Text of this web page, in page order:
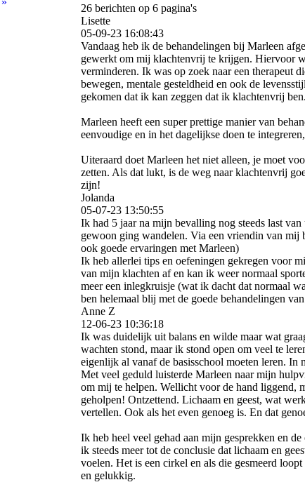
26 berichten op 6 pagina's
Lisette
05-09-23 16:08:43
Vandaag heb ik de behandelingen bij Marleen
gewerkt om mij klachtenvrij te krijgen. Hiervoor
verminderen. Ik was op zoek naar een therapeut
bewegen, mentale gesteldheid en ook de
gekomen dat ik kan zeggen dat ik klachtenvrij
Marleen heeft een super prettige manier van
eenvoudige en in het dagelijkse doen te
Uiteraard doet Marleen het niet alleen, je moet
zetten. Als dat lukt, is de weg naar klachtenvrij
zijn!
Jolanda
05-07-23 13:50:55
Ik had 5 jaar na mijn bevalling nog steeds last
gewoon ging wandelen. Via een vriendin van
ook goede ervaringen met Marleen)
Ik heb allerlei tips en oefeningen gekregen voor
van mijn klachten af en kan ik weer normaal
meer een inlegkruisje (wat ik dacht dat normaal
ben helemaal blij met de goede behandelingen
Anne Z
12-06-23 10:36:18
Ik was duidelijk uit balans en wilde maar wat
wachten stond, maar ik stond open om veel te
eigenlijk al vanaf de basisschool moeten leren.
Met veel geduld luisterde Marleen naar mijn
om mij te helpen. Wellicht voor de hand liggend,
geholpen! Ontzettend. Lichaam en geest, wat
vertellen. Ook als het even genoeg is. En dat
Ik heb heel veel gehad aan mijn gesprekken en
ik steeds meer tot de conclusie dat lichaam en
voelen. Het is een cirkel en als die gesmeerd
en gelukkig.